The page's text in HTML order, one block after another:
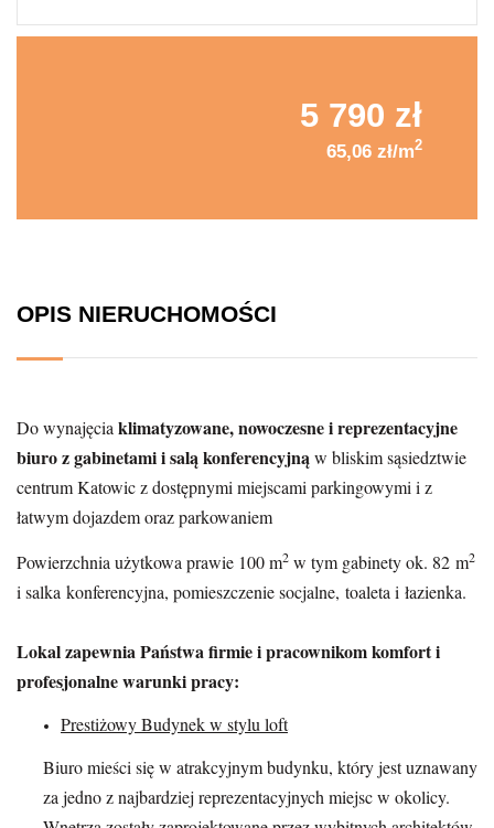
5 790 zł
65,06 zł/m2
OPIS NIERUCHOMOŚCI
Do wynajęcia klimatyzowane, nowoczesne i reprezentacyjne
biuro z gabinetami i salą konferencyjną w bliskim sąsiedztwie
centrum Katowic z dostępnymi miejscami parkingowymi i z
łatwym dojazdem oraz parkowaniem
Powierzchnia użytkowa prawie 100 m2 w tym gabinety ok. 82 m2
i salka konferencyjna, pomieszczenie socjalne, toaleta i łazienka.
Lokal zapewnia Państwa firmie i pracownikom komfort i
profesjonalne warunki pracy:
Prestiżowy Budynek w stylu loft
Biuro mieści się w atrakcyjnym budynku, który jest uznawany
za jedno z najbardziej reprezentacyjnych miejsc w okolicy.